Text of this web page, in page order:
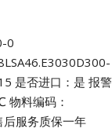
0
是否进口：是 报警
料编码：
后服务质保一年